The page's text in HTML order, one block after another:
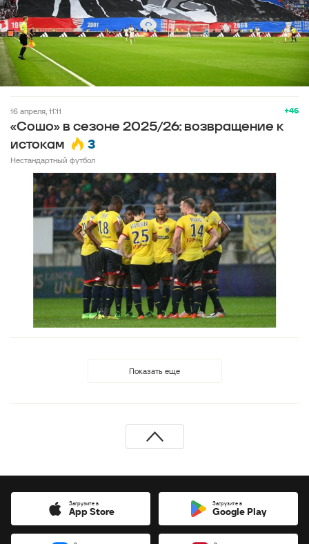
+46
16 апреля, 11:11
«Сошо» в сезоне 2025/26: возвращение к
истокам
3
Нестандартный футбол
Показать еще
Загрузите в
App Store
Загрузите в
Google Play